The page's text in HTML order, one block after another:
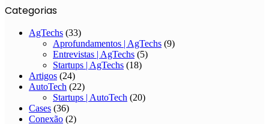
Categorias
AgTechs (33)
Aprofundamentos | AgTechs (9)
Entrevistas | AgTechs (5)
Startups | AgTechs (18)
Artigos (24)
AutoTech (22)
Startups | AutoTech (20)
Cases (36)
Conexão (2)